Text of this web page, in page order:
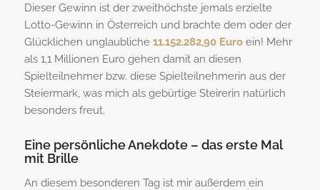
Dieser Gewinn ist der zweithöchste jemals erzielte
Lotto-Gewinn in Österreich und brachte dem oder der
Glücklichen unglaubliche 11.152.282,90 Euroein! Mehr
als 1,1 Millionen Euro gehen damit an diesen
Spielteilnehmer bzw. diese Spielteilnehmerin aus der
Steiermark, was mich als gebürtige Steirerin natürlich
besonders freut.
Eine persönliche Anekdote – das erste Mal
mit Brille
An diesem besonderen Tag ist mir außerdem ein